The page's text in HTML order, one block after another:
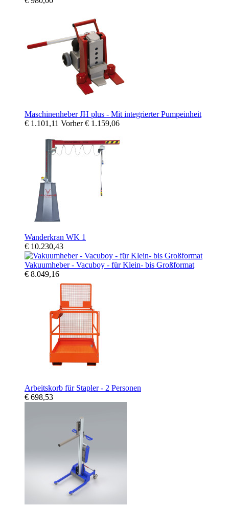
Maschinenheber JH plus - Mit integrierter Pumpeinheit
€ 1.101,11 Vorher€ 1.159,06
Wanderkran WK 1
€ 10.230,43
Vakuumheber - Vacuboy - für Klein- bis Großformat
€ 8.049,16
Arbeitskorb für Stapler - 2 Personen
€ 698,53